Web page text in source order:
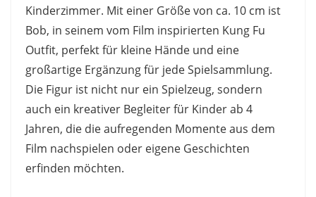
Kinderzimmer. Mit einer Größe von ca. 10 cm ist
Bob, in seinem vom Film inspirierten Kung Fu
Outfit, perfekt für kleine Hände und eine
großartige Ergänzung für jede Spielsammlung.
Die Figur ist nicht nur ein Spielzeug, sondern
auch ein kreativer Begleiter für Kinder ab 4
Jahren, die die aufregenden Momente aus dem
Film nachspielen oder eigene Geschichten
erfinden möchten.